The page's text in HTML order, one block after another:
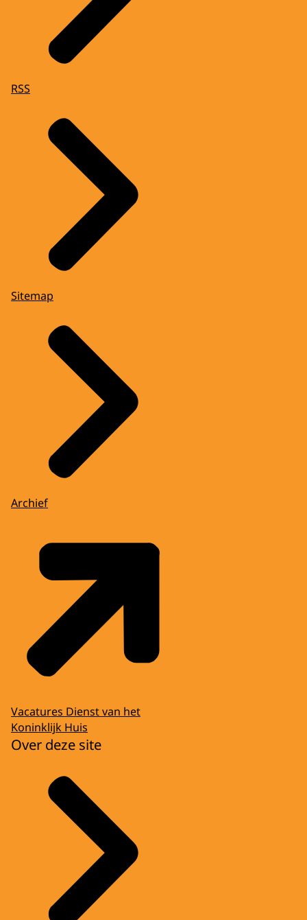
RSS
Sitemap
Archief
Vacatures Dienst van het
Koninklijk Huis
Over deze site